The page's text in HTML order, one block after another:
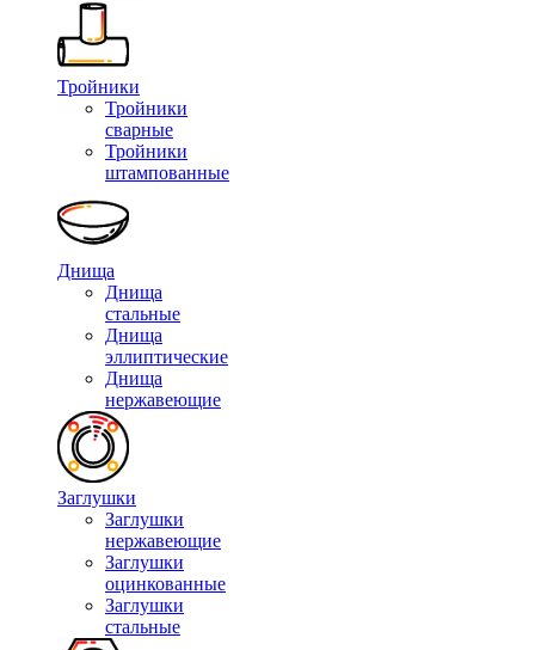
Тройники
Тройники
сварные
Тройники
штампованные
Днища
Днища
стальные
Днища
эллиптические
Днища
нержавеющие
Заглушки
Заглушки
нержавеющие
Заглушки
оцинкованные
Заглушки
стальные